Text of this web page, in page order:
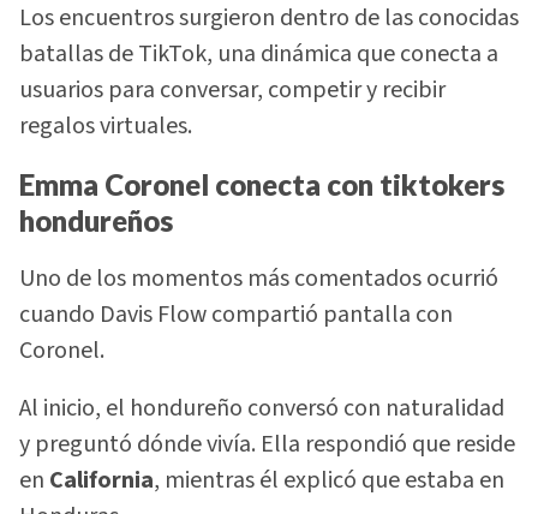
Los encuentros surgieron dentro de las conocidas
batallas de TikTok, una dinámica que conecta a
usuarios para conversar, competir y recibir
regalos virtuales.
Emma Coronel conecta con tiktokers
hondureños
Uno de los momentos más comentados ocurrió
cuando Davis Flow compartió pantalla con
Coronel.
Al inicio, el hondureño conversó con naturalidad
y preguntó dónde vivía. Ella respondió que reside
en California, mientras él explicó que estaba en